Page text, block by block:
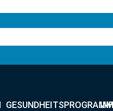
GESUNDHEITSPROGRAMM